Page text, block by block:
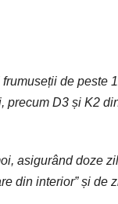
de peste
D3 și K2
asigurând doze
din interior” și de